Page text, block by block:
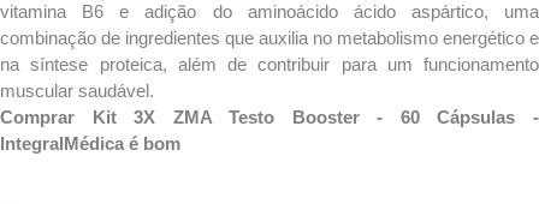
vitamina B6 e adição do aminoácido ácido aspártico, uma
combinação de ingredientes que auxilia no metabolismo energético e
na síntese proteica, além de contribuir para um funcionamento
muscular saudável.
Comprar Kit 3X ZMA Testo Booster - 60 Cápsulas -
IntegralMédica é bom